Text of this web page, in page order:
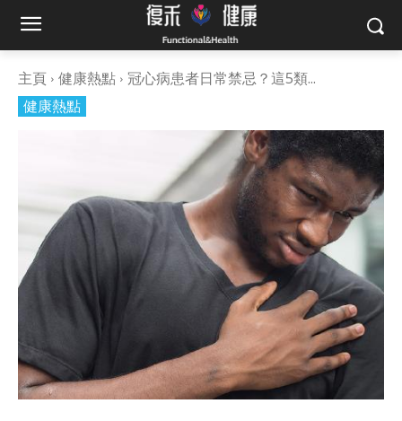
主頁 健康熱點
冠心病患者日常禁忌？這5類...
健康熱點